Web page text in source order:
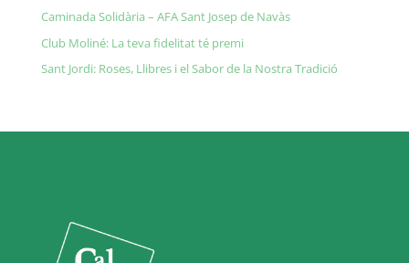
Caminada Solidària – AFA Sant Josep de Navàs
Club Moliné: La teva fidelitat té premi
Sant Jordi: Roses, Llibres i el Sabor de la Nostra Tradició